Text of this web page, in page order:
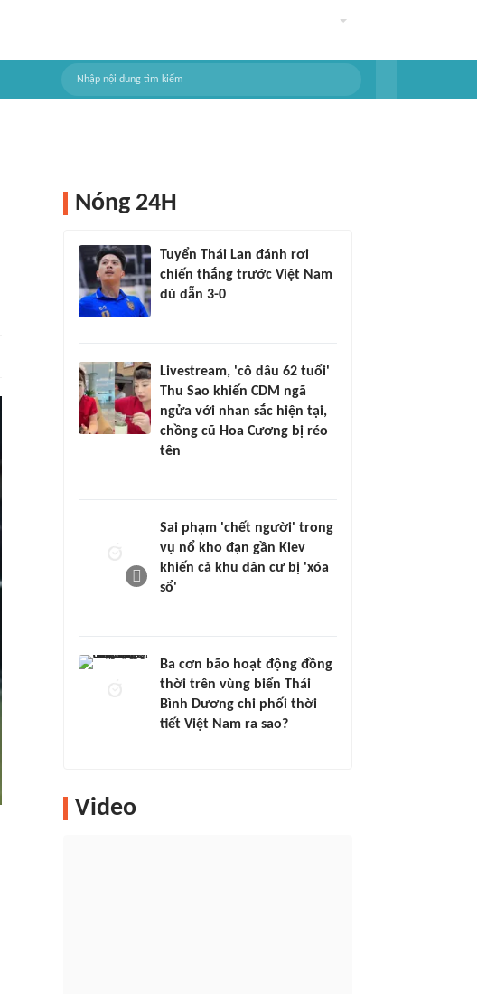
Nóng 24H
Tuyển Thái Lan đánh rơi
chiến thắng trước Việt Nam
dù dẫn 3-0
Livestream, 'cô dâu 62 tuổi'
Thu Sao khiến CDM ngã
ngửa với nhan sắc hiện tại,
chồng cũ Hoa Cương bị réo
tên
Sai phạm 'chết người' trong
vụ nổ kho đạn gần Kiev
khiến cả khu dân cư bị 'xóa
sổ'
Ba cơn bão hoạt động đồng
thời trên vùng biển Thái
Bình Dương chi phối thời
tiết Việt Nam ra sao?
Video